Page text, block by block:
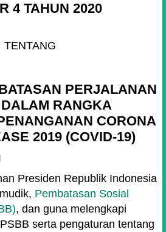
4 TAHUN 2020
TENTANG
PERJALANAN
RANGKA
CORONA
2019 (COVID-19)
Presiden Republik Indonesia
Pembatasan Sosial
, dan guna melengkapi
serta pengaturan tentang